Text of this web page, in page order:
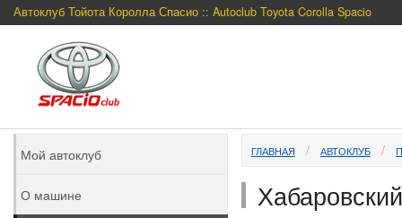
Автоклуб Тойота Королла Спасио :: Autoclub Toyota Corolla Spacio
ГЛАВНАЯ АВТОКЛУБ
Мой автоклуб
О машине